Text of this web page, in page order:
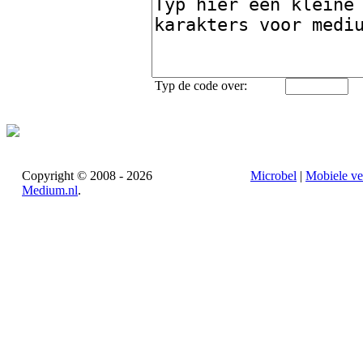
Typ de code over:
Copyright © 2008 - 2026
Medium.nl.
Microbel | Mobiele